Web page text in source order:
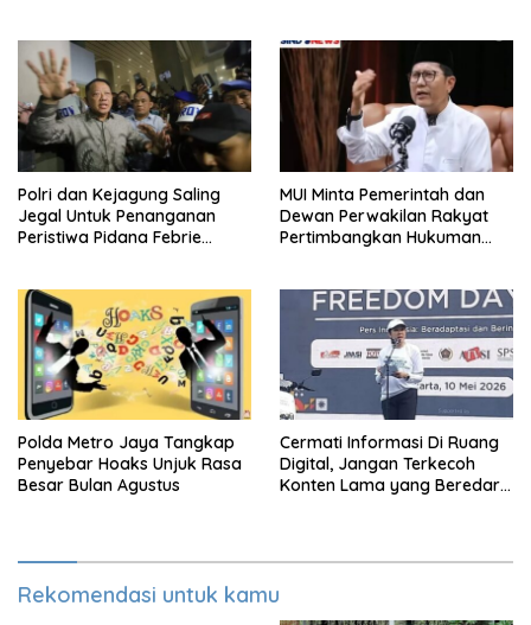
Polri dan Kejagung Saling
Jegal Untuk Penanganan
Peristiwa Pidana Febrie
MUI Minta Pemerintah dan
Dewan Perwakilan Rakyat
Pertimbangkan Hukuman
Polda Metro Jaya Tangkap
Penyebar Hoaks Unjuk Rasa
Besar Bulan Agustus
Cermati Informasi Di Ruang
Digital, Jangan Terkecoh
Konten Lama yang Beredar
Rekomendasi untuk kamu